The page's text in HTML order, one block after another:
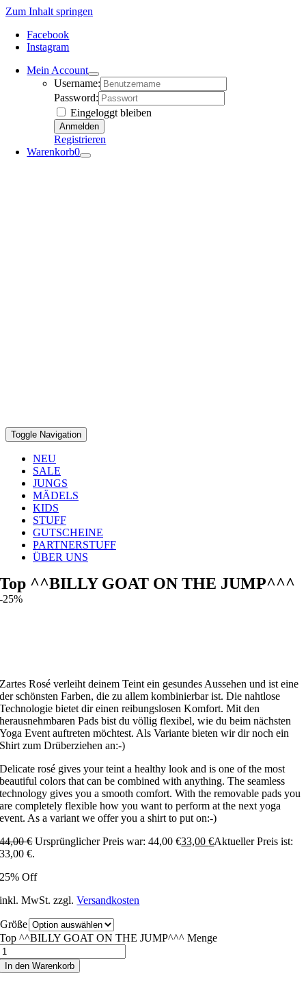
Zum Inhalt springen
Facebook
Instagram
Mein Account
Username:
Password:
Eingeloggt bleiben
Registrieren
Warenkorb0
Toggle Navigation
NEU
SALE
JUNGS
MÄDELS
KIDS
STUFF
GUTSCHEINE
PARTNERSTUFF
ÜBER UNS
Top ^^BILLY GOAT ON THE JUMP^^^
-25%
Zartes Rosé verleiht deinem Teint ein gesundes Aussehen und ist eine
der schönsten Farben, die zu allem kombinierbar ist. Die nahtlose
Technologie bietet dir einen reibungslosen Komfort. Mit den
herausnehmbaren Pads bist du völlig flexibel, wie du beim nächsten
Yoga Event auftreten möchtest. Als Variante bieten wir dir noch ein
Shirt zum Drüberziehen an:-)
Delicate rosé gives your teint a healthy look and is one of the most
beautiful colors that can be combined with anything. The seamless
technology gives you a smooth comfort. With the removable pads you
are completely flexible how you want to perform at the next yoga
event. As a variant we offer you a shirt to put on:-)
44,00€ Ursprünglicher Preis war: 44,00 €33,00€Aktueller Preis ist:
33,00 €.
25% Off
inkl. MwSt. zzgl.Versandkosten
Größe
Top ^^BILLY GOAT ON THE JUMP^^^ Menge
In den Warenkorb